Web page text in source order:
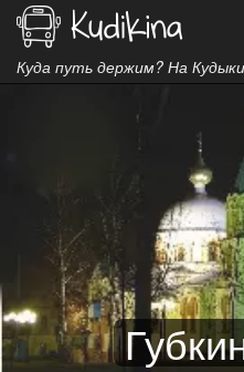
Куда путь держим? На